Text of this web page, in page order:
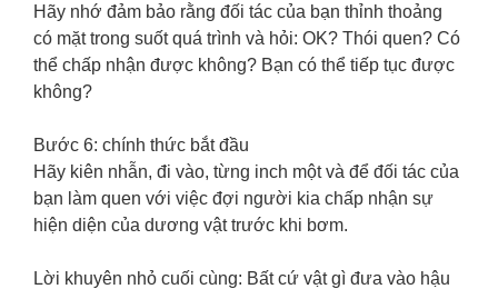
Hãy nhớ đảm bảo rằng đối tác của bạn thỉnh thoảng
có mặt trong suốt quá trình và hỏi: OK? Thói quen? Có
thể chấp nhận được không? Bạn có thể tiếp tục được
không?
Bước 6: chính thức bắt đầu
Hãy kiên nhẫn, đi vào, từng inch một và để đối tác của
bạn làm quen với việc đợi người kia chấp nhận sự
hiện diện của dương vật trước khi bơm.
Lời khuyên nhỏ cuối cùng: Bất cứ vật gì đưa vào hậu